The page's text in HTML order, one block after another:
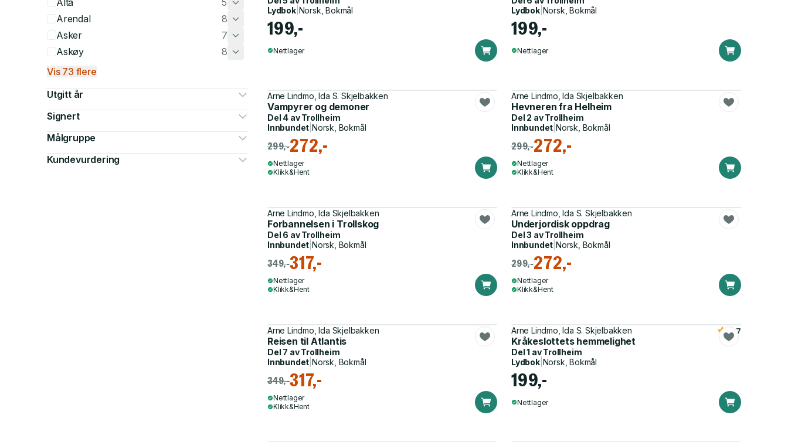
Alta
5
Arendal
8
Asker
7
Askøy
8
Vis 73 flere
Utgitt år
Signert
Målgruppe
Kundevurdering
Lydbok| Norsk, Bokmål
199,-
Nettlager
Lydbok| Norsk, Bokmål
199,-
Nettlager
Arne Lindmo, Ida S. Skjelbakken
Vampyrer og demoner
Del 4 avTrollheim
Innbundet |Norsk, Bokmål
299,-272,-
Nettlager
Klikk&Hent
Arne Lindmo, Ida Skjelbakken
Hevneren fra Helheim
Del 2 avTrollheim
Innbundet |Norsk, Bokmål
299,-272,-
Nettlager
Klikk&Hent
Arne Lindmo, Ida Skjelbakken
Forbannelsen i Trollskog
Del 6 avTrollheim
Innbundet |Norsk, Bokmål
349,-317,-
Nettlager
Klikk&Hent
Arne Lindmo, Ida S. Skjelbakken
Underjordisk oppdrag
Del 3 avTrollheim
Innbundet |Norsk, Bokmål
299,-272,-
Nettlager
Klikk&Hent
Arne Lindmo, Ida Skjelbakken
Reisen til Atlantis
Del 7 avTrollheim
Innbundet |Norsk, Bokmål
349,-317,-
Nettlager
Klikk&Hent
Arne Lindmo, Ida S. Skjelbakken
Kråkeslottets hemmelighet
4.7
Del 1 avTrollheim
Lydbok| Norsk, Bokmål
199,-
Nettlager